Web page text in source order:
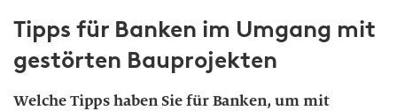
l
l
i
Tipps für Banken im Umgang mit
gestörten Bauprojekten
Welche Tipps haben Sie für Banken, um mit